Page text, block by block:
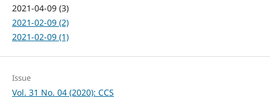
2021-04-09 (3)
2021-02-09 (2)
2021-02-09 (1)
Issue
Vol. 31 No. 04 (2020): CCS